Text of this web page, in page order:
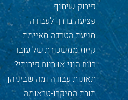
פירוק שיתוף
פציעה בדרך לעבודה
מניעת הטרדה מאיימת
קיזוז ממשכורת של עובד
רווח הוני או רווח פירותי?
תאונות עבודה ומה שביניהן
תורת המיקרו-טראומה